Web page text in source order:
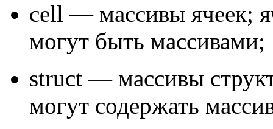
сеll — массивы ячеек;
могут быть массивами;
struct — массивы
могут содержать